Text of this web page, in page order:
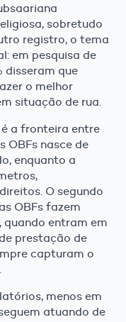
sobretudo
registro, o tema
em pesquisa de
disseram que
o melhor
situação de rua.
é a fronteira entre
OBFs nasce de
enquanto a
O segundo
OBFs fazem
entram em
prestação de
capturam o
menos em
atuando de